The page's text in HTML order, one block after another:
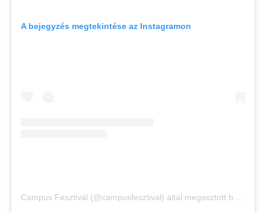
A bejegyzés megtekintése az Instagramon
Campus Fesztivál (@campusfesztival) által megosztott bejegyzés